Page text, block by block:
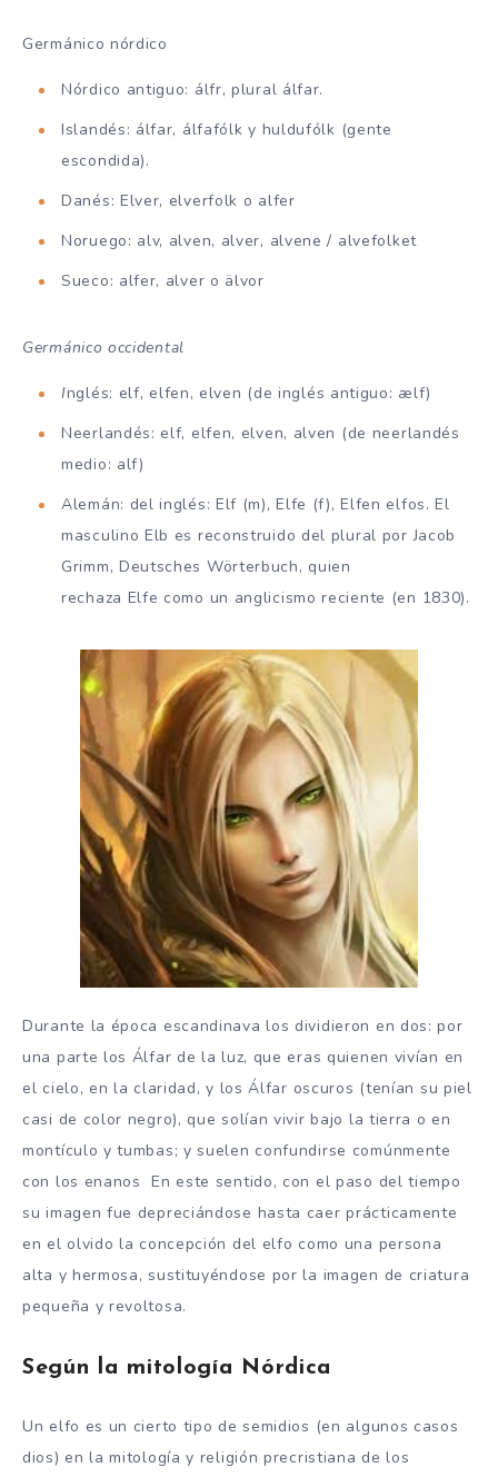
Germánico nórdico
Nórdico antiguo: álfr, plural álfar.
Islandés: álfar, álfafólk y huldufólk (gente
escondida).
Danés: Elver, elverfolk o alfer
Noruego: alv, alven, alver, alvene / alvefolket
Sueco: alfer, alver o älvor
Germánico occidental
Inglés: elf, elfen, elven (de inglés antiguo: ælf)
Neerlandés: elf, elfen, elven, alven (de neerlandés
medio: alf)
Alemán: del inglés: Elf (m), Elfe (f), Elfen elfos. El
masculino Elb es reconstruido del plural por Jacob
Grimm, Deutsches Wörterbuch, quien
rechaza Elfe como un anglicismo reciente (en 1830).
Durante la época escandinava los dividieron en dos: por
una parte los Álfar de la luz, que eras quienen vivían en
el cielo, en la claridad, y los Álfar oscuros (tenían su piel
casi de color negro), que solían vivir bajo la tierra o en
montículo y tumbas; y suelen confundirse comúnmente
con los enanos En este sentido, con el paso del tiempo
su imagen fue depreciándose hasta caer prácticamente
en el olvido la concepción del elfo como una persona
alta y hermosa, sustituyéndose por la imagen de criatura
pequeña y revoltosa.
Según la mitología Nórdica
Un elfo es un cierto tipo de semidios (en algunos casos
dios) en la mitología y religión precristiana de los